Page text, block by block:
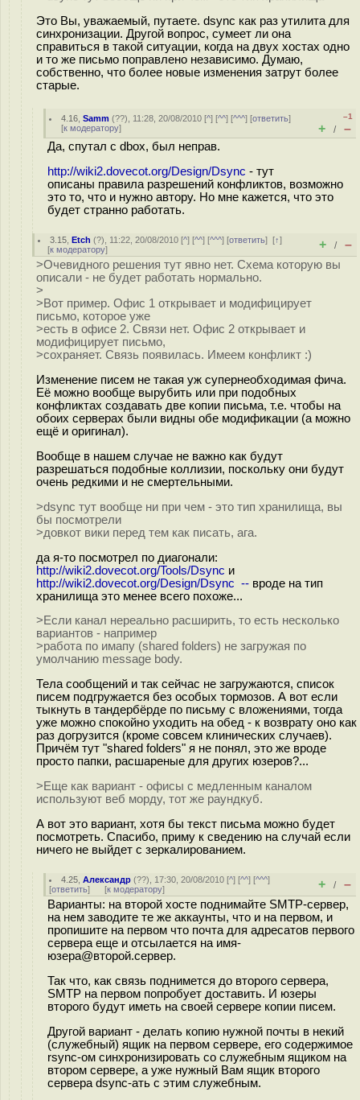
Это Вы, уважаемый, путаете. dsync как раз утилита для
синхронизации. Другой вопрос, сумеет ли она
справиться в такой ситуации, когда на двух хостах одно
и то же письмо поправлено независимо. Думаю,
собственно, что более новые изменения затрут более
старые.
4.16 ,Samm (??), 11:28, 20/08/2010 [^] [^^] [^^^] [ответить]
[к модератору]
–1
+ / –
Да, спутал с dbox, был неправ.
http://wiki2.dovecot.org/Design/Dsync - тут
описаны правила разрешений конфликтов, возможно
это то, что и нужно автору. Но мне кажется, что это
будет странно работать.
3.15 ,Etch (?), 11:22, 20/08/2010 [^] [^^] [^^^] [ответить][↑]
[к модератору] + / –
>Очевидного решения тут явно нет. Схема которую вы
описали - не будет работать нормально.
>
>Вот пример. Офис 1 открывает и модифицирует
письмо, которое уже
>есть в офисе 2. Связи нет. Офис 2 открывает и
модифицирует письмо,
>сохраняет. Связь появилась. Имеем конфликт :)
Изменение писем не такая уж супернеобходимая фича.
Её можно вообще вырубить или при подобных
конфликтах создавать две копии письма, т.е. чтобы на
обоих серверах были видны обе модификации (а можно
ещё и оригинал).
Вообще в нашем случае не важно как будут
разрешаться подобные коллизии, поскольку они будут
очень редкими и не смертельными.
>dsync тут вообще ни при чем - это тип хранилища, вы
бы посмотрели
>довкот вики перед тем как писать, ага.
да я-то посмотрел по диагонали:
http://wiki2.dovecot.org/Tools/Dsync и
http://wiki2.dovecot.org/Design/Dsync -- вроде на тип
хранилища это менее всего похоже...
>Если канал нереально расширить, то есть несколько
вариантов - например
>работа по имапу (shared folders) не загружая по
умолчанию message body.
Тела сообщений и так сейчас не загружаются, список
писем подгружается без особых тормозов. А вот если
тыкнуть в тандербёрде по письму с вложениями, тогда
уже можно спокойно уходить на обед - к возврату оно как
раз догрузится (кроме совсем клинических случаев).
Причём тут "shared folders" я не понял, это же вроде
просто папки, расшареные для других юзеров?...
>Еще как вариант - офисы с медленным каналом
используют веб морду, тот же раундкуб.
А вот это вариант, хотя бы текст письма можно будет
посмотреть. Спасибо, приму к сведению на случай если
ничего не выйдет с зеркалированием.
4.25 ,Александр (??), 17:30, 20/08/2010 [^] [^^] [^^^]
[ответить] [к модератору] + / –
Варианты: на второй хосте поднимайте SMTP-сервер,
на нем заводите те же аккаунты, что и на первом, и
пропишите на первом что почта для адресатов первого
сервера еще и отсылается на имя-
юзера@второй.сервер.
Так что, как связь поднимется до второго сервера,
SMTP на первом попробует доставить. И юзеры
второго будут иметь на своей сервере копии писем.
Другой вариант - делать копию нужной почты в некий
(служебный) ящик на первом сервере, его содержимое
rsync-ом синхронизировать со служебным ящиком на
втором сервере, а уже нужный Вам ящик второго
сервера dsync-ать с этим служебным.